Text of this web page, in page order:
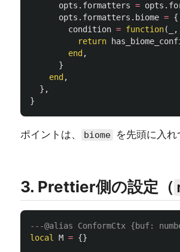
opts . formatters = opts .
opts . formatters . biome = {
condition = function( ,
return
end ,
}
end ,
},
}
ポイントは、 biome を先頭に入れ
3. Prettier側の設定（
---@alias ConformCtx {buf:
local
M = {}